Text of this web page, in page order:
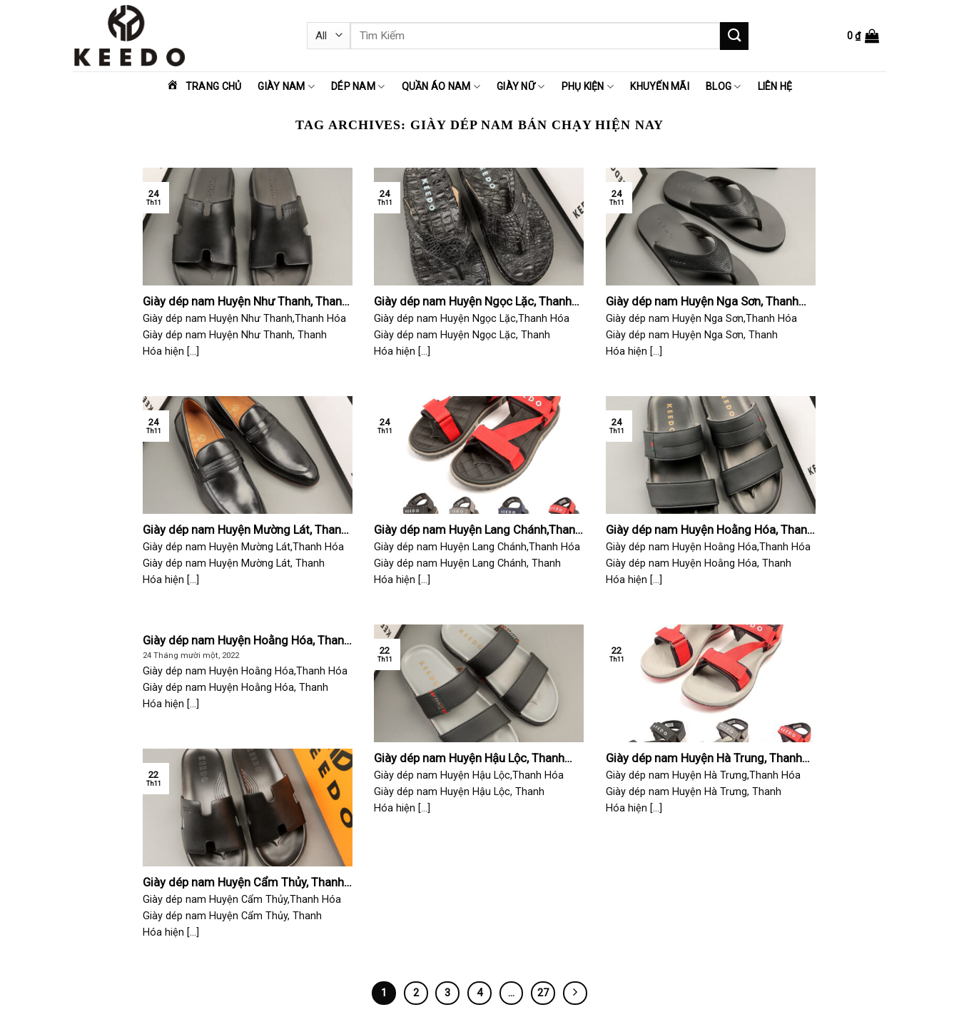
Tìm
kiếm:
0₫
TRANG CHỦ GIÀY NAM DÉP NAM QUẦN ÁO NAM GIÀY NỮ PHỤ KIỆN KHUYẾN MÃI BLOG LIÊN HỆ
TAG ARCHIVES: GIÀY DÉP NAM BÁN CHẠY HIỆN NAY
Giày dép nam Huyện Như Thanh, Thanh
Hóa
Giày dép nam Huyện Như Thanh,Thanh Hóa
Giày dép nam Huyện Như Thanh, Thanh
Hóa hiện [...]
24
Th11
Giày dép nam Huyện Ngọc Lặc, Thanh
Hóa
Giày dép nam Huyện Ngọc Lặc,Thanh Hóa
Giày dép nam Huyện Ngọc Lặc, Thanh
Hóa hiện [...]
24
Th11
Giày dép nam Huyện Nga Sơn, Thanh
Hóa
Giày dép nam Huyện Nga Sơn,Thanh Hóa
Giày dép nam Huyện Nga Sơn, Thanh
Hóa hiện [...]
24
Th11
Giày dép nam Huyện Mường Lát, Thanh
Hóa
Giày dép nam Huyện Mường Lát,Thanh Hóa
Giày dép nam Huyện Mường Lát, Thanh
Hóa hiện [...]
24
Th11
Giày dép nam Huyện Lang Chánh,Thanh
Hóa
Giày dép nam Huyện Lang Chánh,Thanh Hóa
Giày dép nam Huyện Lang Chánh, Thanh
Hóa hiện [...]
24
Th11
Giày dép nam Huyện Hoằng Hóa, Thanh
Hóa
Giày dép nam Huyện Hoằng Hóa,Thanh Hóa
Giày dép nam Huyện Hoằng Hóa, Thanh
Hóa hiện [...]
24
Th11
Giày dép nam Huyện Hoằng Hóa, Thanh
Hóa
24 Tháng mười một, 2022
Giày dép nam Huyện Hoằng Hóa,Thanh Hóa
Giày dép nam Huyện Hoằng Hóa, Thanh
Hóa hiện [...]
Giày dép nam Huyện Hậu Lộc, Thanh
Hóa
Giày dép nam Huyện Hậu Lộc,Thanh Hóa
Giày dép nam Huyện Hậu Lộc, Thanh
Hóa hiện [...]
22
Th11
Giày dép nam Huyện Hà Trung, Thanh
Hóa
Giày dép nam Huyện Hà Trưng,Thanh Hóa
Giày dép nam Huyện Hà Trưng, Thanh
Hóa hiện [...]
22
Th11
Giày dép nam Huyện Cẩm Thủy, Thanh
Hóa
Giày dép nam Huyện Cẩm Thủy,Thanh Hóa
Giày dép nam Huyện Cẩm Thủy, Thanh
Hóa hiện [...]
22
Th11
1 2 3 4 … 27